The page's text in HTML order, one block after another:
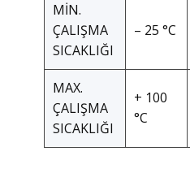
MİN.
ÇALIŞMA
SICAKLIĞI
– 25 °C
MAX.
ÇALIŞMA
SICAKLIĞI
+ 100
°C